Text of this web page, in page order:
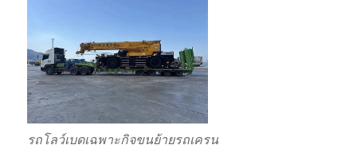
รถโลว์เบดเฉพาะกิจขนย้ายรถเครน